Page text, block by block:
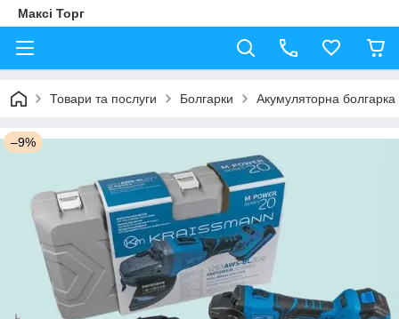
Максі Торг
Товари та послуги Болгарки Акумуляторна
–9%